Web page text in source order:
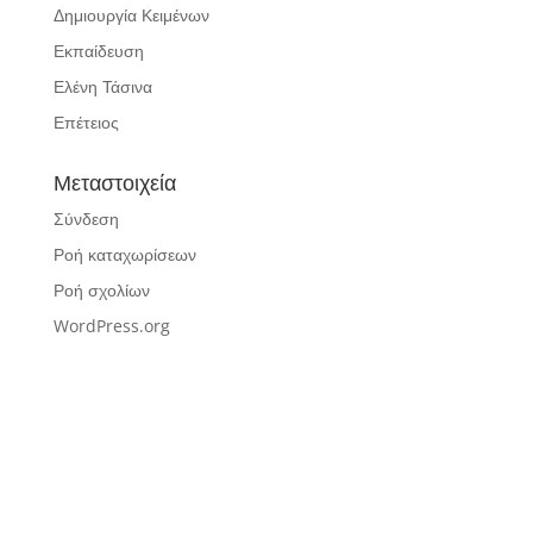
Δημιουργία Κειμένων
Εκπαίδευση
Ελένη Τάσινα
Επέτειος
Μεταστοιχεία
Σύνδεση
Ροή καταχωρίσεων
Ροή σχολίων
WordPress.org